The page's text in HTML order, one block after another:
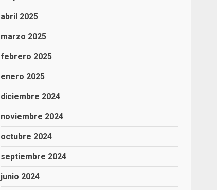
abril 2025
marzo 2025
febrero 2025
enero 2025
diciembre 2024
noviembre 2024
octubre 2024
septiembre 2024
junio 2024